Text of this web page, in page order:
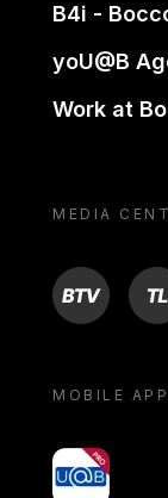
B4i -
yoU@B
Work at
MEDIA
BTV TL
MOBILE APP
yoU@B